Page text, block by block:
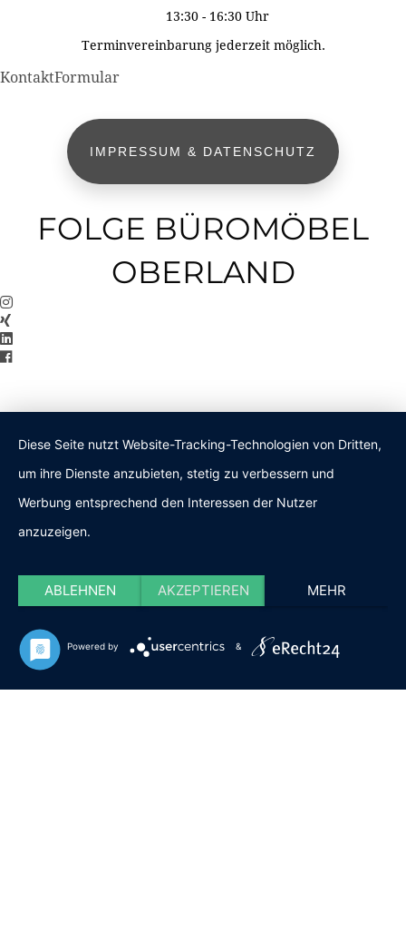
13:30 - 16:30 Uhr
Terminvereinbarung jederzeit möglich.
KontaktFormular
IMPRESSUM & DATENSCHUTZ
FOLGE BÜROMÖBEL
OBERLAND
Diese Seite nutzt Website-Tracking-Technologien von Dritten,
um ihre Dienste anzubieten, stetig zu verbessern und
Werbung entsprechend den Interessen der Nutzer
anzuzeigen.
ABLEHNEN AKZEPTIEREN MEHR
Powered by &